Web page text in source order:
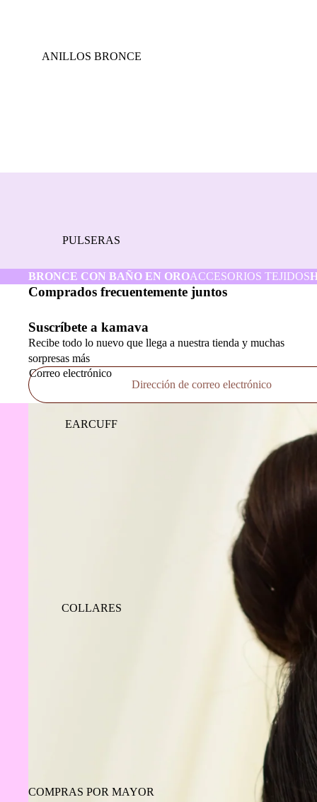
ANILLOS BRONCE
PULSERAS
EARCUFF
COLLARES
COMPRAS POR MAYOR
BRONCE CON BAÑO EN OROACCESORIOS TEJIDOS
Comprados frecuentemente juntos
Suscríbete a kamava
Recibe todo lo nuevo que llega a nuestra tienda y muchas
sorpresas más
Correo electrónico